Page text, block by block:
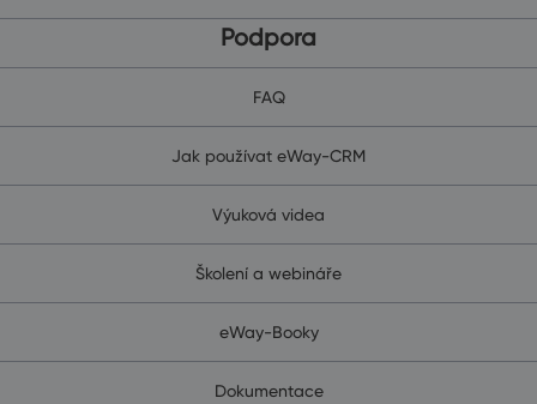
Podpora
FAQ
Jak používat eWay-CRM
Výuková videa
Školení a webináře
eWay-Booky
Dokumentace